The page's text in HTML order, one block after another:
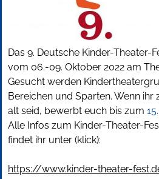
Das 9. Deutsche Kinder-Theater-
vom 06.-09. Oktober 2022 am
Gesucht werden
Bereichen und Sparten. Wenn ihr
alt seid, bewerbt euch bis zum
Alle Infos zum Kinder-Theater-
findet ihr unter (klick):
https://www.kinder-theater-